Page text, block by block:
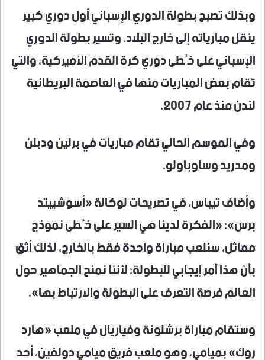
وبذلك تصبح بطولة الدوري الإسباني أول دوري كبير
ينقل مبارياته إلى خارج البلاد، وتسير بطولة الدوري
الإسباني على خُطى دوري كرة القدم الأميركية، والتي
تقام بعض المباريات منها في العاصمة البريطانية
لندن منذ عام 2007.
وفي الموسم الحالي تقام مباريات في برلين ودبلن
ومدريد وساوباولو.
وأضاف تيباس، في تصريحات لوكالة «أسوشييتد
برس»: «الفكرة لدينا هي السير على خُطى نموذج
مماثل، سنلعب مباراة واحدة فقط بالخارج، لذلك أثق
بأن هذا أمر إيجابي للبطولة؛ لأننا نمنح الجماهير حول
العالم فرصة التعرف على البطولة والارتباط بها».
وستقام مباراة برشلونة وفياريال في ملعب «هارد
روك» بميامي، وهو ملعب فريق ميامي دولفين، أحد